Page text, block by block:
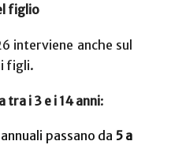
figlio
interviene anche sul
figli.
tra i 3 e i 14 anni:
passano da 5 a